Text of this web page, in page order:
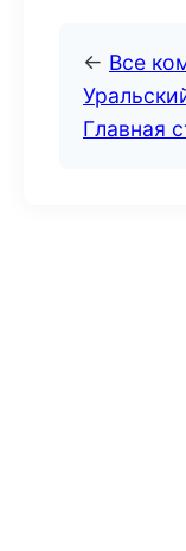
← Все
Главная